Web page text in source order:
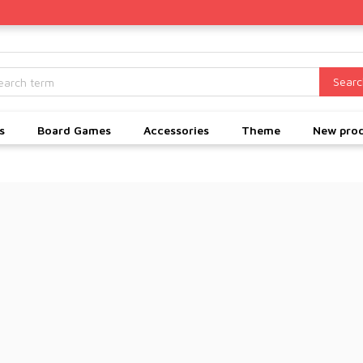
Board Games Accessories Theme New